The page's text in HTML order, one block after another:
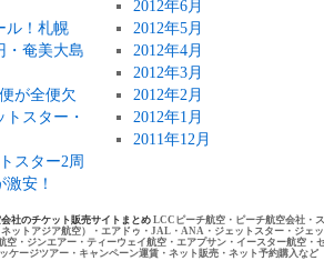
ル！札幌
・奄美大島
が全便欠
スター・
スター2周
安！
2012年6月
2012年5月
2012年4月
2012年3月
2012年2月
2012年1月
2011年12月
社のチケット販売サイトまとめ LCCピーチ航空・ピーチ航空会社・
ネットアジア航空）・エアドゥ・JAL・ANA・ジェットスター・ジェ
空・ジンエアー・ティーウェイ航空・エアプサン・イースター航空
ケージツアー・キャンペーン運賃・ネット販売・ネット予約購入など